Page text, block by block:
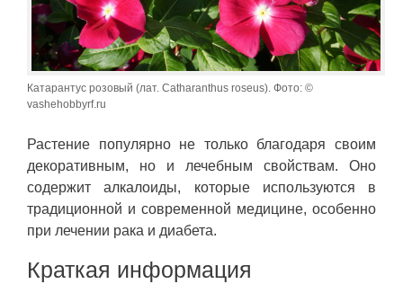
Катарантус розовый (лат. Catharanthus roseus). Фото: ©
vashehobbyrf.ru
Растение популярно не только благодаря своим
декоративным, но и лечебным свойствам. Оно
содержит алкалоиды, которые используются в
традиционной и современной медицине, особенно
при лечении рака и диабета.
Краткая информация